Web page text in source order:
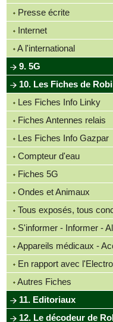
Presse écrite
Internet
A l'international
9. 5G
10. Les Fiches de
Les Fiches Info Linky
Fiches Antennes relais
Les Fiches Info Gazpar
Compteur d'eau
Fiches 5G
Ondes et Animaux
Tous exposés, tous
S'informer - Informer -
Appareils médicaux -
En rapport avec
Autres Fiches
11. Editoriaux
12. Le décodeur de